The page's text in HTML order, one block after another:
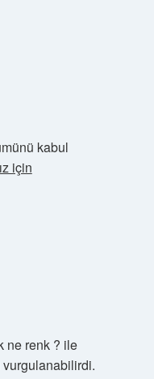
kabul
için
ne renk ? ile
vurgulanabilirdi.